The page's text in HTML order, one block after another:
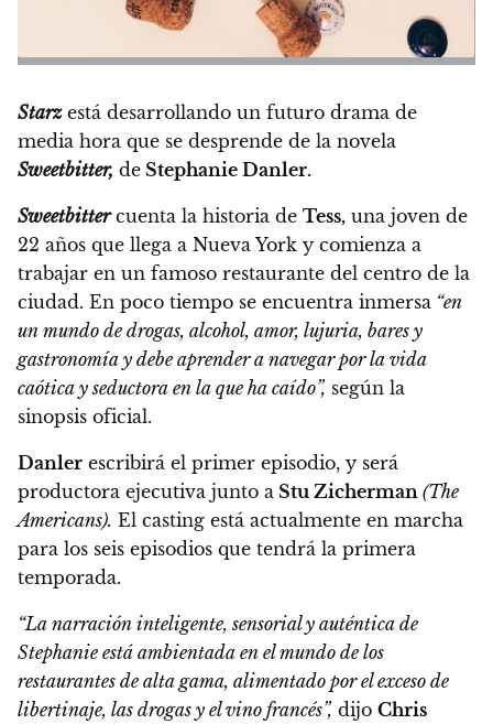
Starzestá desarrollando un futuro drama de
media hora que se desprende de la novela
Sweetbitter, de Stephanie Danler.
Sweetbittercuenta la historia de Tess, una joven de
22 años que llega a Nueva York y comienza a
trabajar en un famoso restaurante del centro de la
ciudad. En poco tiempo se encuentra inmersa “en
un mundo de drogas, alcohol, amor, lujuria, bares y
gastronomía y debe aprender a navegar por la vida
caótica y seductora en la que ha caído”, según la
sinopsis oficial.
Danler escribirá el primer episodio, y será
productora ejecutiva junto a Stu Zicherman (The
Americans). El casting está actualmente en marcha
para los seis episodios que tendrá la primera
temporada.
“La narración inteligente, sensorial y auténtica de
Stephanie está ambientada en el mundo de los
restaurantes de alta gama, alimentado por el exceso de
libertinaje, las drogas y el vino francés”, dijo Chris